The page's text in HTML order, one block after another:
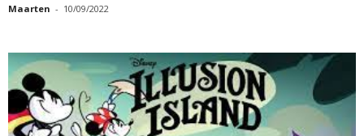
Maarten - 10/09/2022